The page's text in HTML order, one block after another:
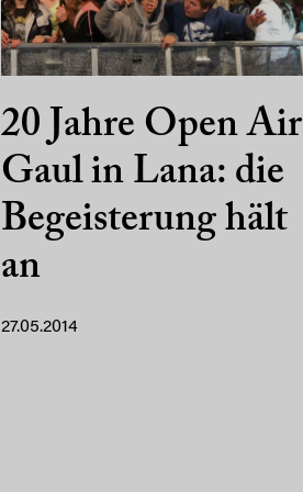
20 Jahre Open Air
Gaul in Lana: die
Begeisterung hält
an
27.05.2014